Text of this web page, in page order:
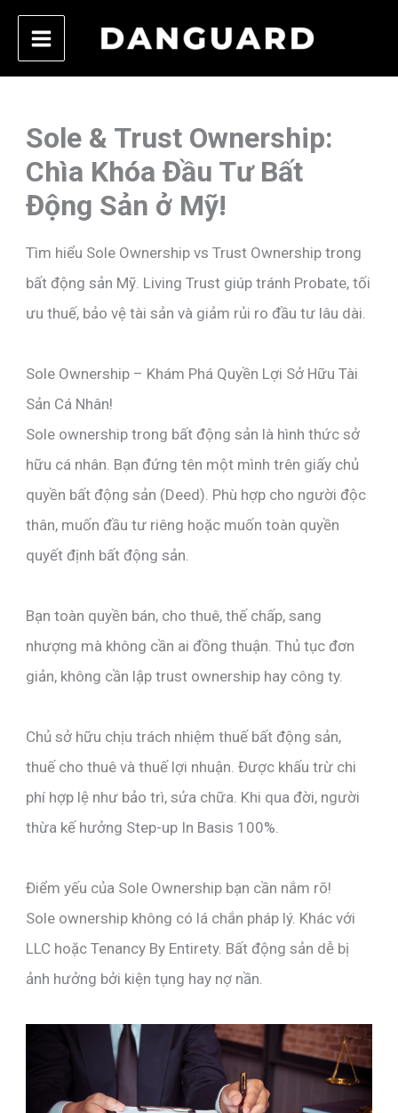
Skip
content
Sole & Trust Ownership:
Chìa Khóa Đầu Tư Bất
Động Sản ở Mỹ!
Tìm hiểu Sole Ownership vs Trust Ownership trong
bất động sản Mỹ. Living Trust giúp tránh Probate, tối
ưu thuế, bảo vệ tài sản và giảm rủi ro đầu tư lâu dài.
Sole Ownership – Khám Phá Quyền Lợi Sở Hữu Tài
Sản Cá Nhân!
Sole ownership trong bất động sản là hình thức sở
hữu cá nhân. Bạn đứng tên một mình trên giấy chủ
quyền bất động sản (Deed). Phù hợp cho người độc
thân, muốn đầu tư riêng hoặc muốn toàn quyền
quyết định bất động sản.
Bạn toàn quyền bán, cho thuê, thế chấp, sang
nhượng mà không cần ai đồng thuận. Thủ tục đơn
giản, không cần lập trust ownership hay công ty.
Chủ sở hữu chịu trách nhiệm thuế bất động sản,
thuế cho thuê và thuế lợi nhuận. Được khấu trừ chi
phí hợp lệ như bảo trì, sửa chữa. Khi qua đời, người
thừa kế hưởng Step-up In Basis 100%.
Điểm yếu của Sole Ownership bạn cần nắm rõ!
Sole ownership không có lá chắn pháp lý. Khác với
LLC hoặc Tenancy By Entirety. Bất động sản dễ bị
ảnh hưởng bởi kiện tụng hay nợ nần.